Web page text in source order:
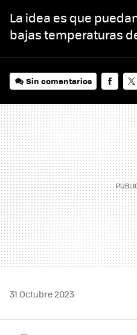
La idea es que
bajas temperaturas
Sin comentarios
31 Octubre 2023